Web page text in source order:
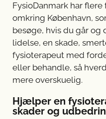
FysioDanmark har
omkring København,
besøge, hvis du går og
lidelse, en skade,
fysioterapeut med
eller behandle, så
mere overskuelig.
Hjælper en
skader og